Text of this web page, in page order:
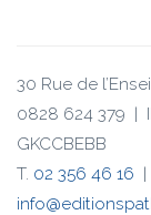
30 Rue de
0828 624 379 |
GKCCBEBB
T. 02 356 46 16